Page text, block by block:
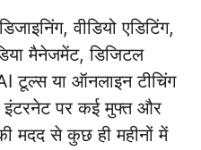
वीडियो एडिटिंग,
मैनेजमेंट, डिजिटल
टूल्स या ऑनलाइन टीचिंग
पर कई मुफ्त और
मदद से कुछ ही महीनों में